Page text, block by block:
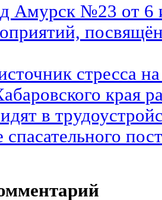
Амурск №23 от 6
стресса
края
в